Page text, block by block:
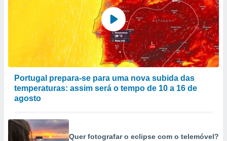
Portugal prepara-se para uma nova subida das
temperaturas: assim será o tempo de 10 a 16 de
agosto
Quer fotografar o eclipse com o telemóvel?